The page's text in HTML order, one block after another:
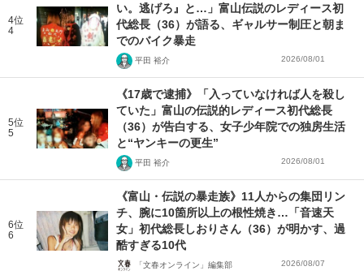
4位
4
い。逃げろ』と…」富山伝説のレディース初
代総長（36）が語る、ギャルサー制圧と朝ま
でのバイク暴走
平田 裕介 2026/08/01
5位
5
《17歳で逮捕》「入っていなければ人を殺し
ていた」富山の伝説的レディース初代総長
（36）が告白する、女子少年院での独房生活
と“ヤンキーの更生”
平田 裕介 2026/08/01
6位
6
《富山・伝説の暴走族》11人からの集団リン
チ、腕に10箇所以上の根性焼き…「音速天
女」初代総長しおりさん（36）が明かす、過
酷すぎる10代
「文春オンライン」編集部 2026/08/07